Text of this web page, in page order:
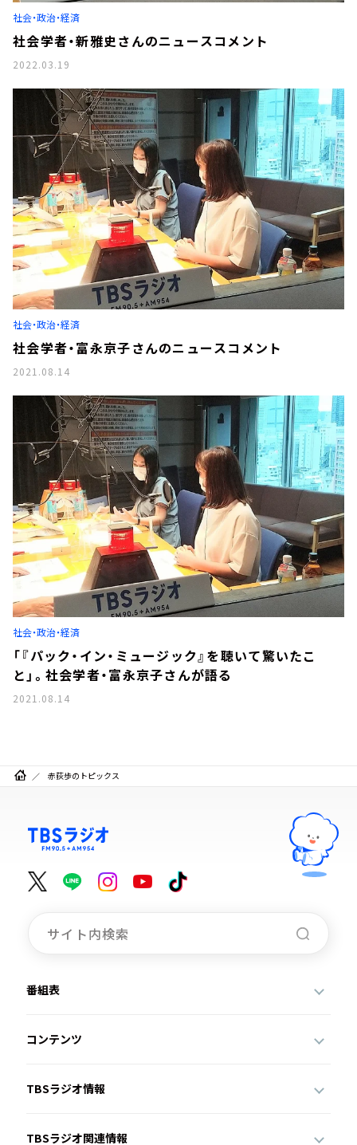
社会・政治・経済
社会学者・新雅史さんのニュースコメント
2022.03.19
社会・政治・経済
社会学者・富永京子さんのニュースコメント
2021.08.14
社会・政治・経済
「『パック・イン・ミュージック』を聴いて驚いたこ
と」。社会学者・富永京子さんが語る
2021.08.14
赤荻歩のトピックス
番組表
コンテンツ
TBSラジオ情報
TBSラジオ関連情報